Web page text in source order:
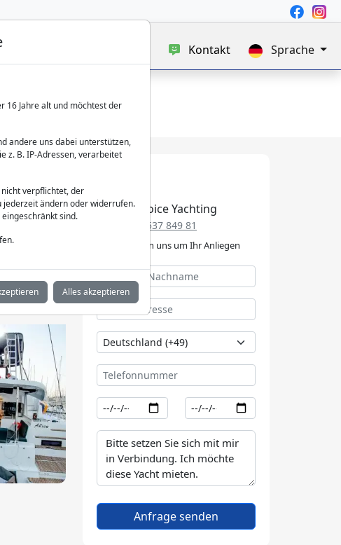
Kontakt Sprache
Best Choice Yachting
+49 152 537 849 81
Wir kümmern uns um Ihr Anliegen
Anfrage senden
16 Jahre alt und möchtest der
andere uns dabei unterstützen,
z. B. IP-Adressen, verarbeitet
nicht verpflichtet, der
jederzeit ändern oder widerrufen.
sind.
Alles akzeptieren